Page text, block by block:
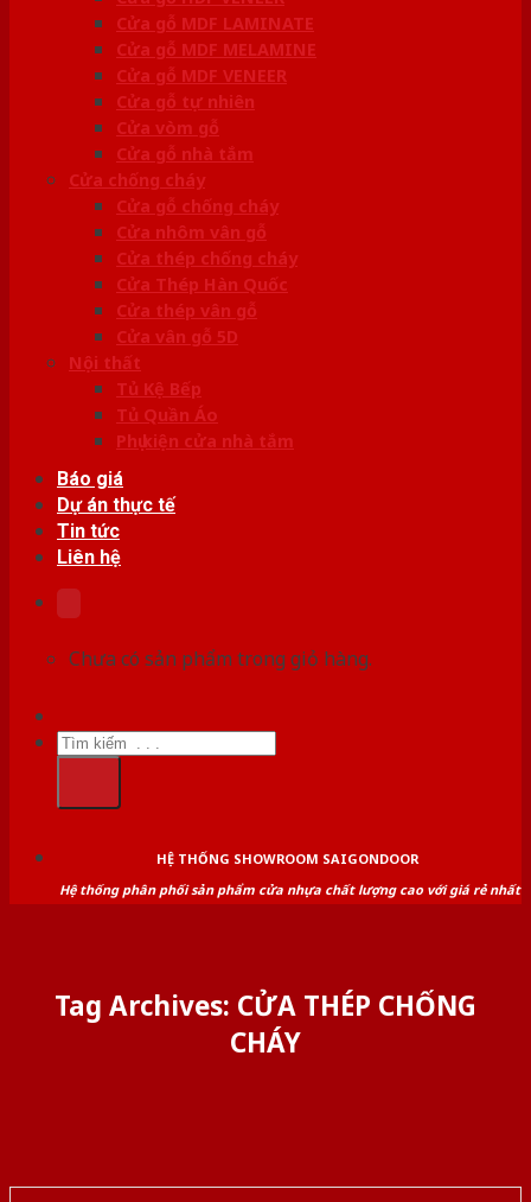
Cửa gỗ MDF LAMINATE
Cửa gỗ MDF MELAMINE
Cửa gỗ MDF VENEER
Cửa gỗ tự nhiên
Cửa vòm gỗ
Cửa gỗ nhà tắm
Cửa chống cháy
Cửa gỗ chống cháy
Cửa nhôm vân gỗ
Cửa thép chống cháy
Cửa Thép Hàn Quốc
Cửa thép vân gỗ
Cửa vân gỗ 5D
Nội thất
Tủ Kệ Bếp
Tủ Quần Áo
Phụ kiện cửa nhà tắm
Báo giá
Dự án thực tế
Tin tức
Liên hệ
Chưa có sản phẩm trong giỏ hàng.
Tìm
kiếm:
HỆ THỐNG SHOWROOM SAIGONDOOR
Hệ thống phân phối sản phẩm cửa nhựa chất lượng cao với giá rẻ nhất
Tag Archives: CỬA THÉP CHỐNG
CHÁY